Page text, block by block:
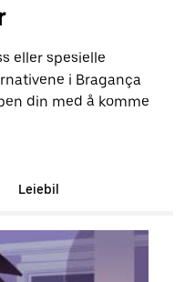
eller spesielle
i Bragança
din med å komme
Leiebil